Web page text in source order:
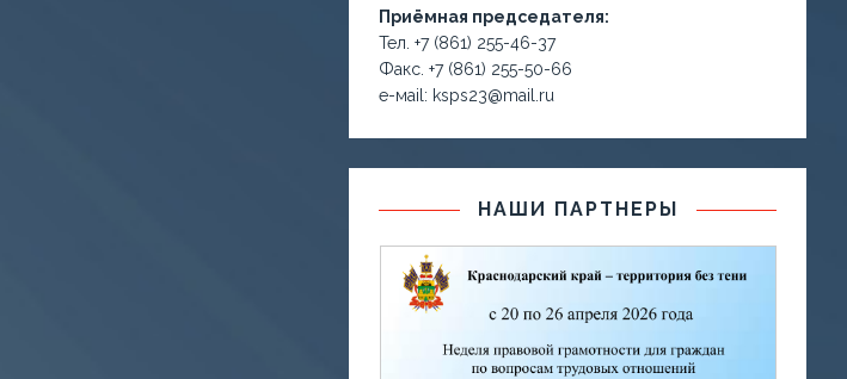
Приёмная председателя:
Тел. +7 (861) 255-46-37
Факс. +7 (861) 255-50-66
е-маil: ksps23@mail.ru
НАШИ ПАРТНЕРЫ